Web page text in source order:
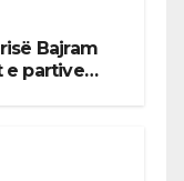
Bajram
e partive